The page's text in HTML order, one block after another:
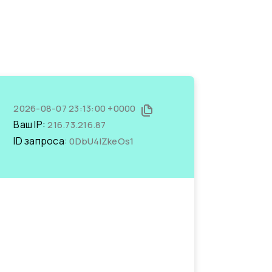
2026-08-07 23:13:00 +0000
Ваш IP:216.73.216.87
ID запроса:0DbU4lZkeOs1